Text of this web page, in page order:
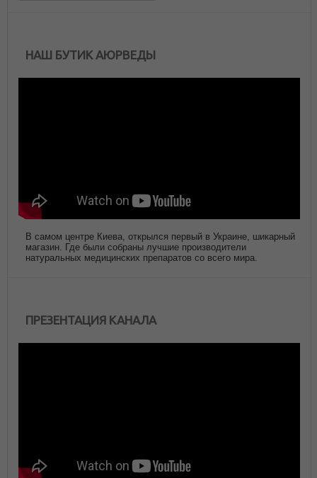
НАШ БУТИК АЮРВЕДЫ
В самом центре Киева, открылся первый в Украине, шикарный
магазин. Где были собраны лучшие производители
натуральных медицинских препаратов со всего мира.
ПРЕЗЕНТАЦИЯ КАНАЛА